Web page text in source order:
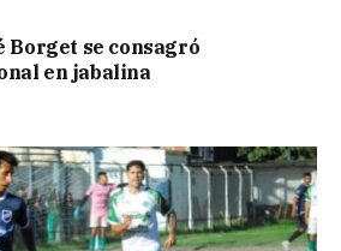
Borget se consagró
en jabalina